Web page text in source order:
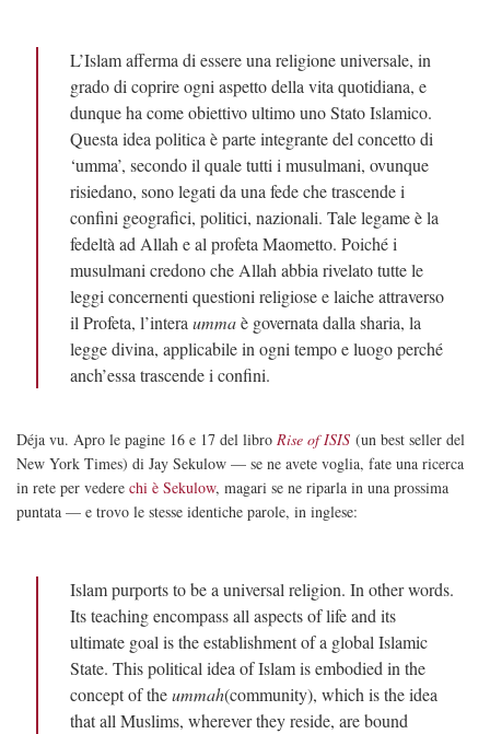
L’Islam afferma di essere una religione universale, in
grado di coprire ogni aspetto della vita quotidiana, e
dunque ha come obiettivo ultimo uno Stato Islamico.
Questa idea politica è parte integrante del concetto di
‘umma’, secondo il quale tutti i musulmani, ovunque
risiedano, sono legati da una fede che trascende i
confini geografici, politici, nazionali. Tale legame è la
fedeltà ad Allah e al profeta Maometto. Poiché i
musulmani credono che Allah abbia rivelato tutte le
leggi concernenti questioni religiose e laiche attraverso
il Profeta, l’intera ummaè governata dalla sharia, la
legge divina, applicabile in ogni tempo e luogo perché
anch’essa trascende i confini.
Déja vu. Apro le pagine 16 e 17 del libro Rise of ISIS (un best seller del
New York Times) di Jay Sekulow — se ne avete voglia, fate una ricerca
in rete per vedere chi è Sekulow, magari se ne riparla in una prossima
puntata — e trovo le stesse identiche parole, in inglese:
Islam purports to be a universal religion. In other words.
Its teaching encompass all aspects of life and its
ultimate goal is the establishment of a global Islamic
State. This political idea of Islam is embodied in the
concept of theummah(community), which is the idea
that all Muslims, wherever they reside, are bound